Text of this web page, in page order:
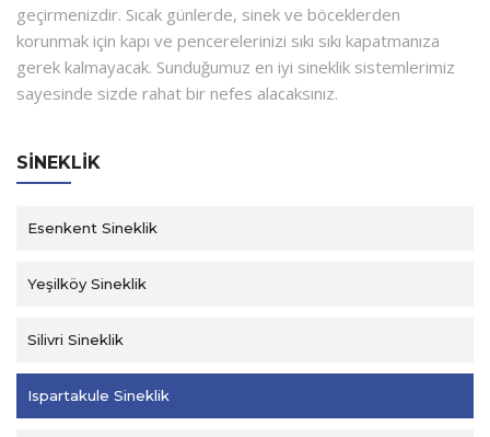
geçirmenizdir. Sıcak günlerde, sinek ve böceklerden
korunmak için kapı ve pencerelerinizi sıkı sıkı kapatmanıza
gerek kalmayacak. Sunduğumuz en iyi sineklik sistemlerimiz
sayesinde sizde rahat bir nefes alacaksınız.
SINEKLIK
Esenkent Sineklik
Yeşilköy Sineklik
Silivri Sineklik
Ispartakule Sineklik